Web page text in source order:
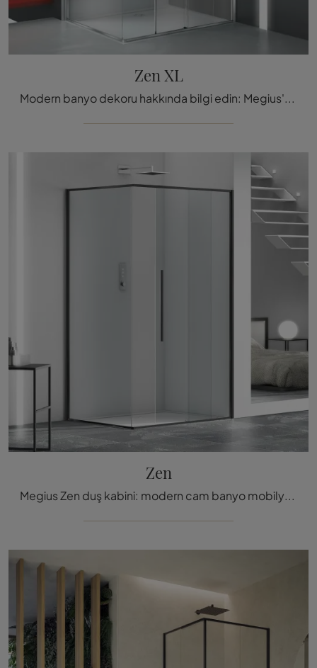
Zen XL
Modern banyo dekoru hakkında bilgi edin: Megius'un Zen XL modeli gibi cam duş kabinleri seni bekliyor.
Zen
Megius Zen duş kabini: modern cam banyo mobilyalarını keşfedin ve wellness odasını dekore edin.